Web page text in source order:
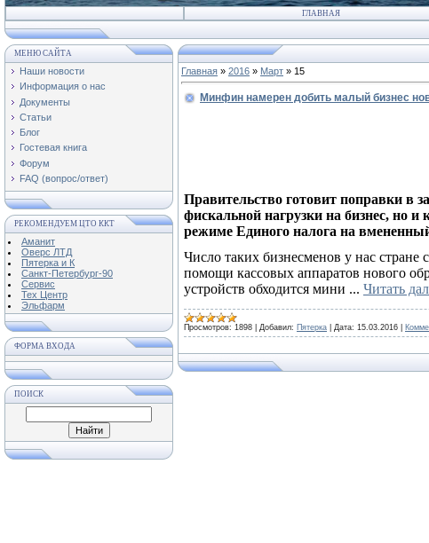
ГЛАВНАЯ
МЕНЮ САЙТА
Наши новости
Информация о нас
Документы
Статьи
Блог
Гостевая книга
Форум
FAQ (вопрос/ответ)
РЕКОМЕНДУЕМ ЦТО ККТ
Аманит
Оверс ЛТД
Пятерка и К
Санкт-Петербург-90
Сервис
Тех Центр
Эльфарм
ФОРМА ВХОДА
ПОИСК
Главная » 2016 » Март » 15
Минфин намерен добить малый бизнес
Правительство готовит поправки в
фискальной нагрузки на бизнес, но
режиме Единого налога на
Число таких бизнесменов у нас стране
помощи кассовых аппаратов нового
устройств обходится мини ... Читать
Просмотров: 1898 Добавил: Пятерка Дата: 15.03.2016